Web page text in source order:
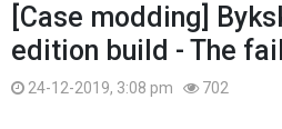
[Case modding]
edition build - The
24-12-2019, 3:08 pm 702